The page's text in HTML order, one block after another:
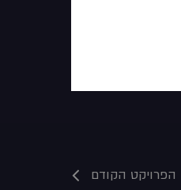
הפרויקט הקודם